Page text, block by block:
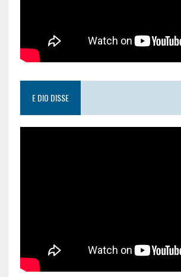
E DIO DISSE